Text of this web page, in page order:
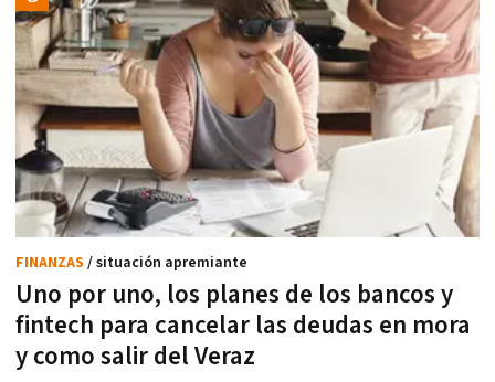
Uno por uno, los planes de los bancos y
fintech para cancelar las deudas en mora
y como salir del Veraz
FINANZAS / situación apremiante